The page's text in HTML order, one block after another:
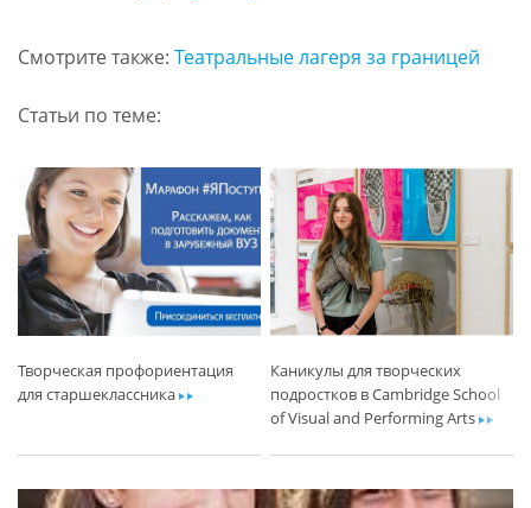
Смотрите также: Театральные лагеря за границей
Статьи по теме:
Творческая профориентация
для старшеклассникаar
Каникулы для творческих
подростков в Cambridge School
of Visual and Performing Artsar